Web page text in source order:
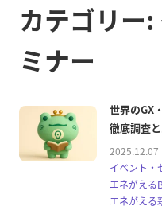
カテゴリー:
ミナー
世界のGX
徹底調査
2025.12.07
イベント・
エネがえる
エネがえる